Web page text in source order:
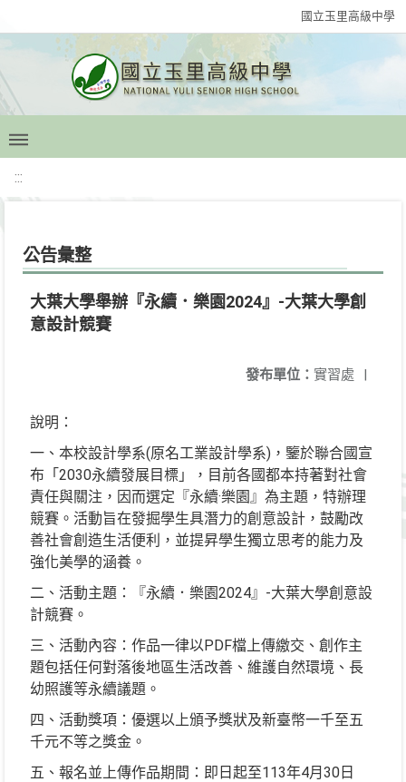
國立玉里高級中學
:::
公告彙整
大葉大學舉辦『永續．樂園2024』-大葉大學創
意設計競賽
發布單位： 實習處 |
說明：
一、本校設計學系(原名工業設計學系)，鑒於聯合國宣
布「2030永續發展目標」，目前各國都本持著對社會
責任與關注，因而選定『永續·樂園』為主題，特辦理
競賽。活動旨在發掘學生具潛力的創意設計，鼓勵改
善社會創造生活便利，並提昇學生獨立思考的能力及
強化美學的涵養。
二、活動主題：『永續．樂園2024』-大葉大學創意設
計競賽。
三、活動內容：作品一律以PDF檔上傳繳交、創作主
題包括任何對落後地區生活改善、維護自然環境、長
幼照護等永續議題。
四、活動獎項：優選以上頒予獎狀及新臺幣一千至五
千元不等之獎金。
五、報名並上傳作品期間：即日起至113年4月30日